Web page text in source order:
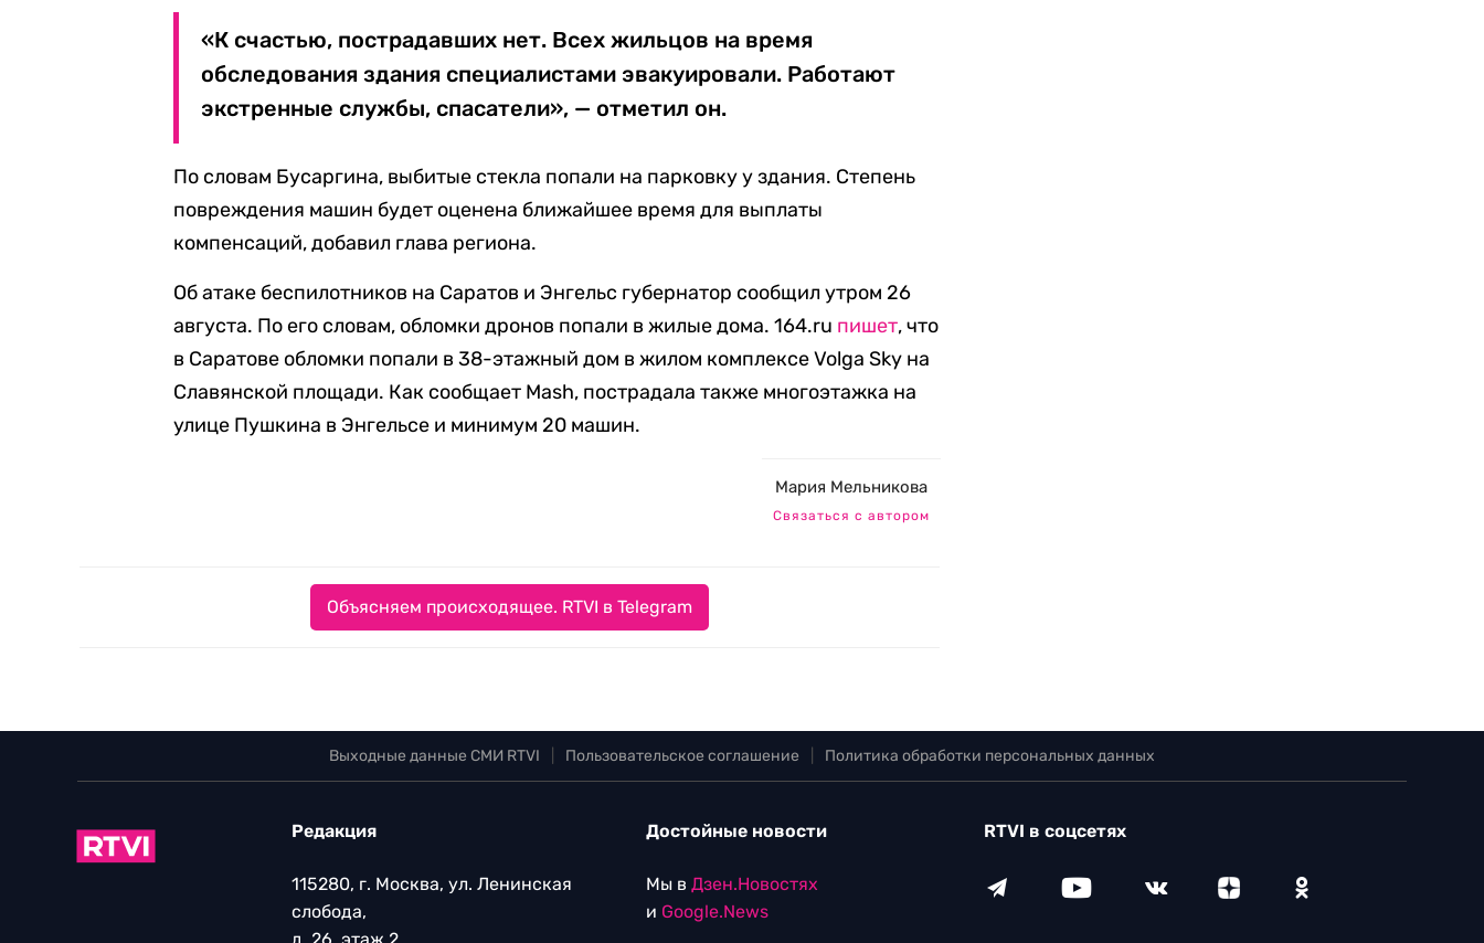
«К счастью, пострадавших нет. Всех жильцов на время
обследования здания специалистами эвакуировали. Работают
экстренные службы, спасатели», — отметил он.
По словам Бусаргина, выбитые стекла попали на парковку у здания. Степень
повреждения машин будет оценена ближайшее время для выплаты
компенсаций, добавил глава региона.
Об атаке беспилотников на Саратов и Энгельс губернатор сообщил утром 26
августа. По его словам, обломки дронов попали в жилые дома. 164.ru пишет, что
в Саратове обломки попали в 38-этажный дом в жилом комплексе Volga Sky на
Славянской площади. Как сообщает Mash, пострадала также многоэтажка на
улице Пушкина в Энгельсе и минимум 20 машин.
Мария Мельникова
Связаться с автором
Объясняем происходящее. RTVI в Telegram
Выходные данные СМИ RTVI Пользовательское соглашение Политика обработки персональных данных
Редакция
115280, г. Москва, ул. Ленинская
слобода,
Достойные новости
Мы в Дзен.Новостях
и Google.News
RTVI в соцсетях